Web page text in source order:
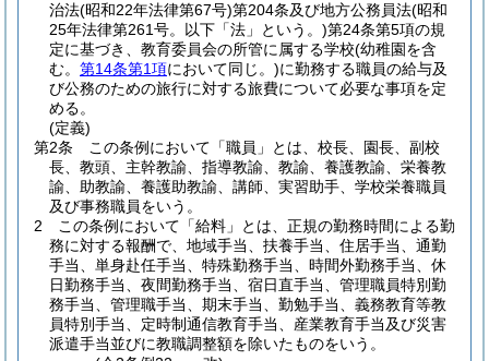
治法(昭和22年法律第67号)第204条及び地方公務員法(昭和
25年法律第261号。以下「法」という。)第24条第5項の規
定に基づき、教育委員会の所管に属する学校(幼稚園を含
む。 第14条第1項において同じ。)に勤務する職員の給与及
び公務のための旅行に対する旅費について必要な事項を定
める。
(定義)
第2条
この条例において「職員」とは、校長、園長、副校
長、教頭、主幹教諭、指導教諭、教諭、養護教諭、栄養教
諭、助教諭、養護助教諭、講師、実習助手、学校栄養職員
及び事務職員をいう。
2
この条例において「給料」とは、正規の勤務時間による勤
務に対する報酬で、地域手当、扶養手当、住居手当、通勤
手当、単身赴任手当、特殊勤務手当、時間外勤務手当、休
日勤務手当、夜間勤務手当、宿日直手当、管理職員特別勤
務手当、管理職手当、期末手当、勤勉手当、義務教育等教
員特別手当、定時制通信教育手当、産業教育手当及び災害
派遣手当並びに教職調整額を除いたものをいう。